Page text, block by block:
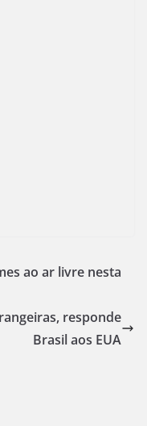
ao ar livre nesta
responde
Brasil aos EUA